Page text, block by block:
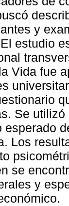
y
estudio
Vida fue
Se
esperado
Los
se
y